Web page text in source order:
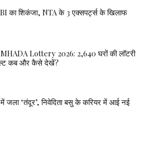
का शिकंजा, NTA के 3 एक्सपर्ट्स के खिलाफ
Lottery 2026: 2,640 घरों की लॉटरी
कब और कैसे देखें?
जला ‘तंदूर’, निवेदिता बसु के करियर में आई नई